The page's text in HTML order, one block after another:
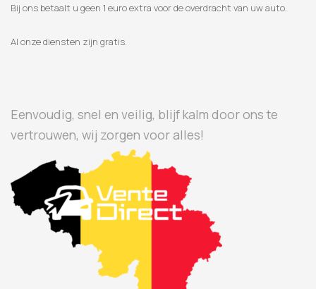
Bij ons betaalt u geen 1 euro extra voor de overdracht van uw auto.
Al onze diensten zijn gratis.
Eenvoudig, snel en veilig, blijf kalm door ons te
vertrouwen, wij zorgen voor alles!